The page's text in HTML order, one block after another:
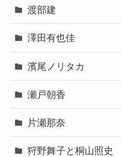
渡部建
澤田有也佳
濱尾ノリタカ
瀬戸朝香
片瀬那奈
狩野舞子と桐山照史